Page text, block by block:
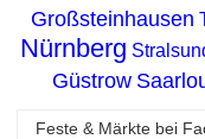
Großsteinhausen
Nürnberg
Güstrow
Feste & Märkte bei